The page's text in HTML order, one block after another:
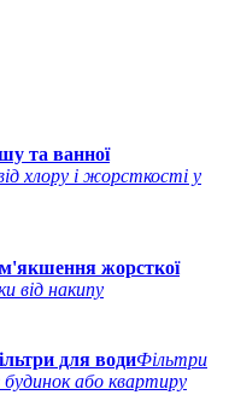
та ванної
хлору і жорсткості у
жорсткої
від накипу
для водиФільтри
будинок або квартиру